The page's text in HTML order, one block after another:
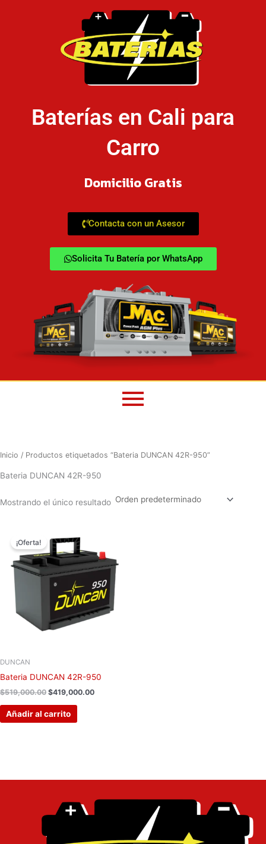
Baterías en Cali para
Carro
Domicilio Gratis
Contacta con un Asesor
Solicita Tu Batería por WhatsApp
Inicio / Productos etiquetados “Bateria DUNCAN 42R-950”
Bateria DUNCAN 42R-950
Mostrando el único resultado
¡Oferta!
DUNCAN
Bateria DUNCAN 42R-950
$519,000.00
precio
original
era:
$519,000.00.
$419,000.00
es:
$419,000.00.
Añadir al carrito